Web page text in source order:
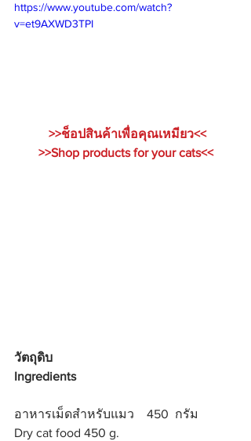
https://www.youtube.com/watch?
v=et9AXWD3TPI
>>ช็อปสินค้าเพื่อคุณเหมียว<<
>>Shop products for your cats<<
วัตถุดิบ
Ingredients
อาหารเม็ดสำหรับแมว    450  กรัม
Dry cat food 450 g.